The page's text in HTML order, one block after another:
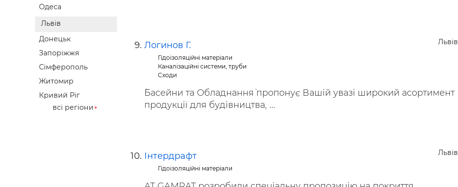
Одеса
Львів
Донецьк
Запоріжжя
Сімферополь
Житомир
Кривий Ріг
всі регіони
Львів
Логинов Г.
Гідоізоляційні матеріали
Каналізаційні системи, труби
Сходи
`Басейни та Обладнання` пропонує Вашій увазі широкий асортимент
продукції для будівництва, ...
Львів
Інтердрафт
Гідоізоляційні матеріали